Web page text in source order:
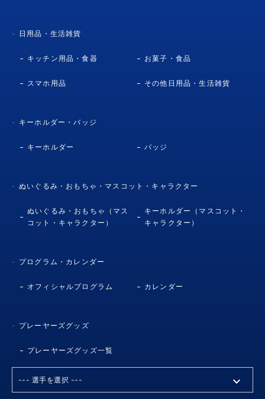
日用品・生活雑貨
キッチン用品・食器 お菓子・食品
スマホ用品 その他日用品・生活雑貨
キーホルダー・バッジ
キーホルダー バッジ
ぬいぐるみ・おもちゃ・マスコット・キャラクター
ぬいぐるみ・おもちゃ（マス
コット・キャラクター）
キーホルダー（マスコット・
キャラクター）
プログラム・カレンダー
オフィシャルプログラム カレンダー
プレーヤーズグッズ
プレーヤーズグッズ一覧